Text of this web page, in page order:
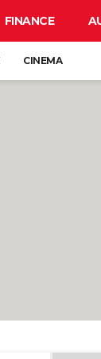
FINANCE
CINEMA